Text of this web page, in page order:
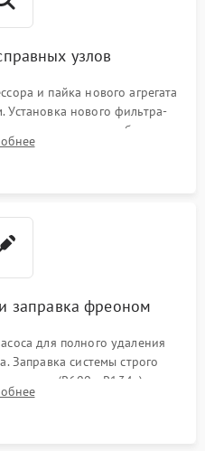
узлов
и пайка нового агрегата
нового фильтра-
вентиляторов обдува,
дверных петель.
заправка фреоном
для полного удаления
Заправка системы строго
(R600a, R134a) по
давления в системе.